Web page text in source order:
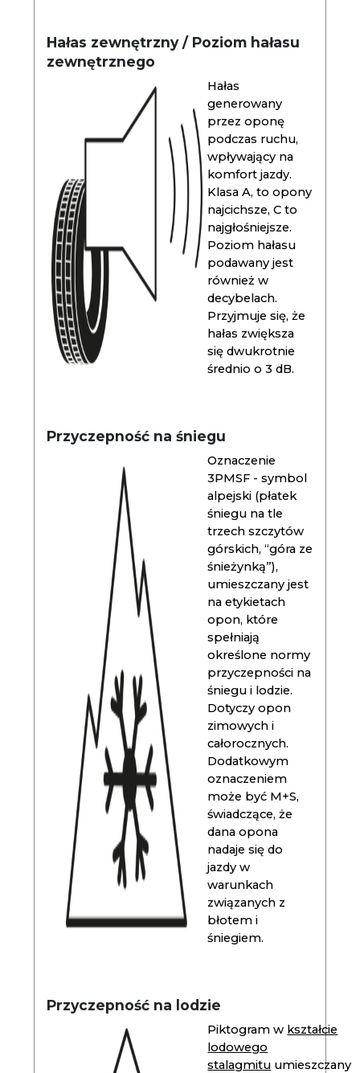
Hałas zewnętrzny / Poziom hałasu
zewnętrznego
Hałas
generowany
przez oponę
podczas ruchu,
wpływający na
komfort jazdy.
Klasa A, to opony
najcichsze, C to
najgłośniejsze.
Poziom hałasu
podawany jest
również w
decybelach.
Przyjmuje się, że
hałas zwiększa
się dwukrotnie
średnio o 3 dB.
Przyczepność na śniegu
Oznaczenie
3PMSF - symbol
alpejski (płatek
śniegu na tle
trzech szczytów
górskich, “góra ze
śnieżynką”),
umieszczany jest
na etykietach
opon, które
spełniają
określone normy
przyczepności na
śniegu i lodzie.
Dotyczy opon
zimowych i
całorocznych.
Dodatkowym
oznaczeniem
może być M+S,
świadczące, że
dana opona
nadaje się do
jazdy w
warunkach
związanych z
błotem i
śniegiem.
Przyczepność na lodzie
Piktogram w kształcie
lodowego
stalagmitu umieszczany